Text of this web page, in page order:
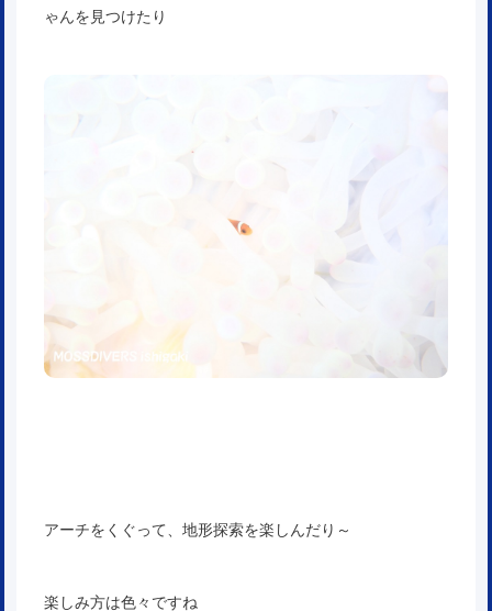
ゃんを見つけたり
アーチをくぐって、地形探索を楽しんだり～
楽しみ方は色々ですね